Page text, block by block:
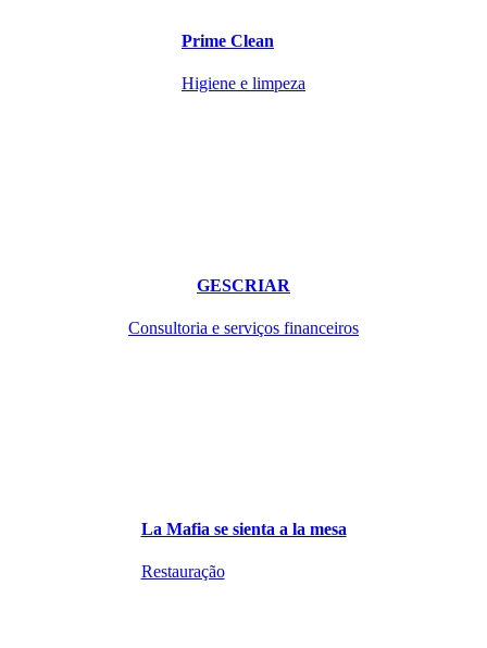
Prime Clean
Higiene e limpeza
GESCRIAR
Consultoria e serviços financeiros
La Mafia se sienta a la mesa
Restauração